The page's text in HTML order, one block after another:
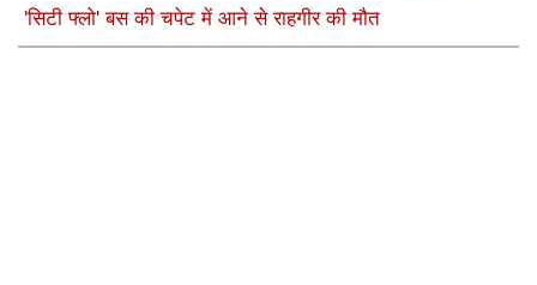
'सिटी फ्लो' बस की चपेट में आने से राहगीर की मौत